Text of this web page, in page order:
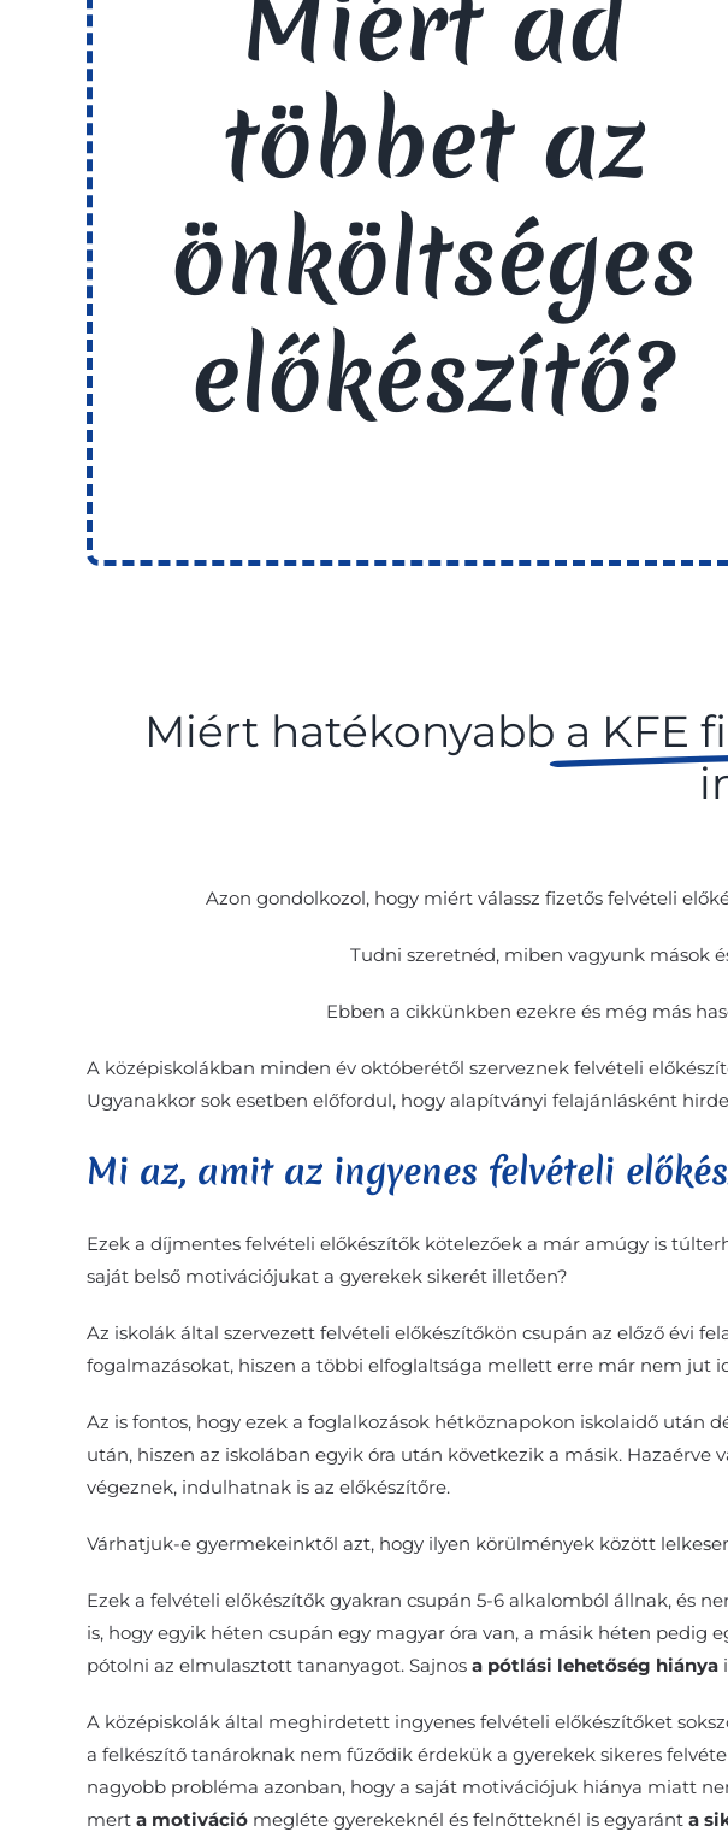
többet az
önköltséges
előkészítő?
Miért hatékonyabb a KFE
Azon gondolkozol, hogy miért válassz fizetős felvételi
Tudni szeretnéd, miben vagyunk mások
Ebben a cikkünkben ezekre és még más
A középiskolákban minden év októberétől szerveznek felvételi
Ugyanakkor sok esetben előfordul, hogy alapítványi felajánlásként
Mi az, amit az ingyenes felvételi
Ezek a díjmentes felvételi előkészítők kötelezőek a már amúgy is
saját belső motivációjukat a gyerekek sikerét illetően?
Az iskolák által szervezett felvételi előkészítőkön csupán az előző évi
fogalmazásokat, hiszen a többi elfoglaltsága mellett erre már nem jut
Az is fontos, hogy ezek a foglalkozások hétköznapokon iskolaidő után
után, hiszen az iskolában egyik óra után következik a másik.
végeznek, indulhatnak is az előkészítőre.
Várhatjuk-e gyermekeinktől azt, hogy ilyen körülmények között
Ezek a felvételi előkészítők gyakran csupán 5-6 alkalomból állnak, és
is, hogy egyik héten csupán egy magyar óra van, a másik héten pedig
pótolni az elmulasztott tananyagot. Sajnos a pótlási lehetőség hiánya
A középiskolák által meghirdetett ingyenes felvételi előkészítőket
a felkészítő tanároknak nem fűződik érdekük a gyerekek sikeres
nagyobb probléma azonban, hogy a saját motivációjuk hiánya miatt
mert a motiváció megléte gyerekeknél és felnőtteknél is egyaránt a